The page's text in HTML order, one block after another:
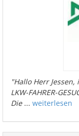
"Hallo Herr
LKW-FAHRER-
Die... weiterlesen